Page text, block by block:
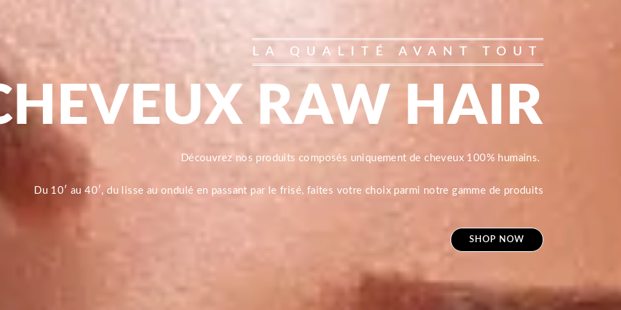
LA QUALITÉ AVANT TOUT
RAW HAIR
Découvrez nos produits composés uniquement de cheveux 100% humains.
Du 10′ au 40′, du lisse au ondulé en passant par le frisé, faites votre choix parmi notre gamme de produits
SHOP NOW